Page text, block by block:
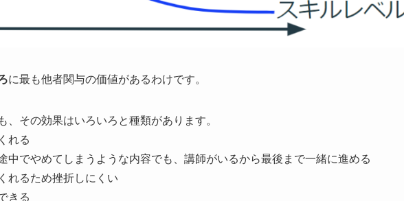
に最も他者関与の価値があるわけです。
その効果はいろいろと種類があります。
れる
中でやめてしまうような内容でも、講師がいるから最後まで一緒に進める
れるため挫折しにくい
きる